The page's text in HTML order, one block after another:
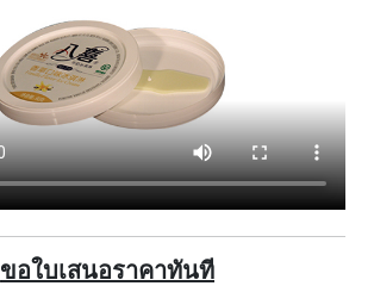
ขอใบเสนอราคาทันที